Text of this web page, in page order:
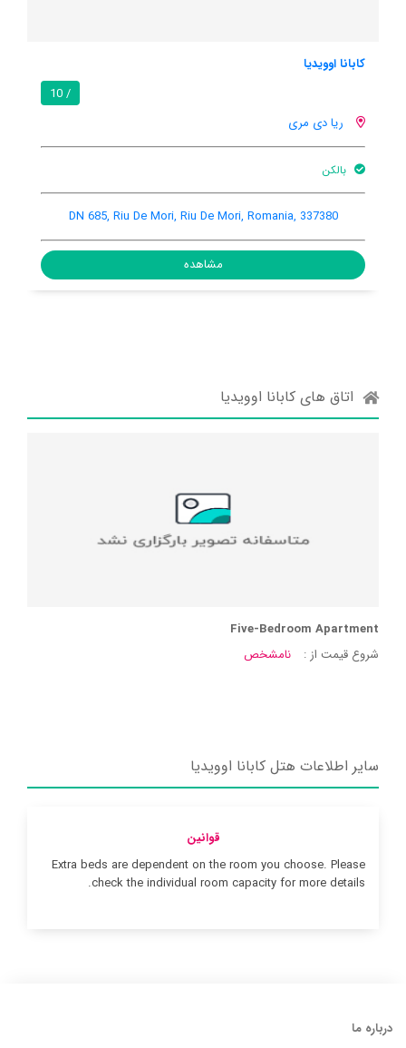
DN 685, Riu De
351, Sat Clopotiva, Comunca Raul De
مشاهده
اتاق های کابانا اوویدیا
Five-Bedroom Apartment
شروع قیمت از :
نامشخص
سایر اطلاعات هتل کابانا اوویدیا
قوانین
Extra beds are dependent on the room you choose. Please
check the individual room capacity for more details.
درباره ما